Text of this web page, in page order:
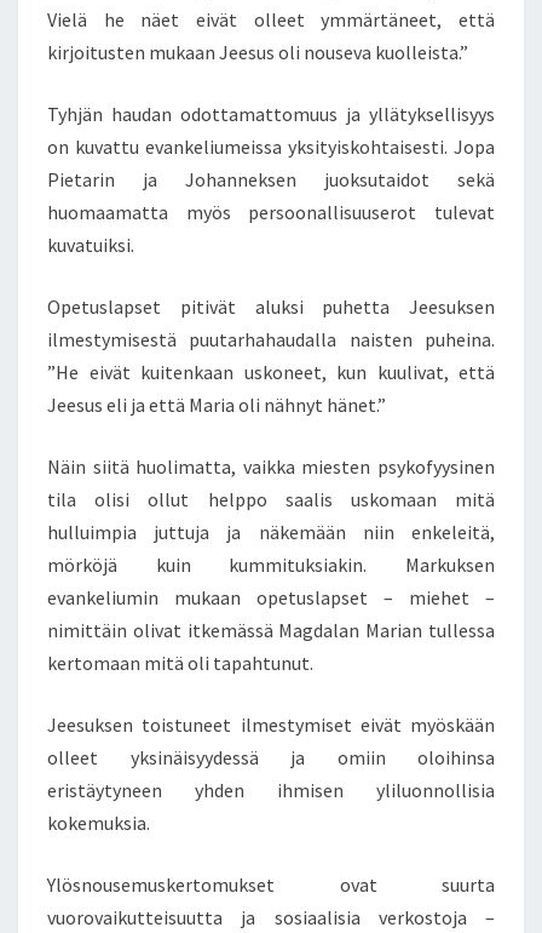
I
L
S
E
L
T
M
Ä
S
Ä
P
T
T
U
T
R
T
O
Ä
V
Vielä he näet eivät olleet ymmärtäneet, että
kirjoitusten mukaan Jeesus oli nouseva kuolleista.”
Tyhjän haudan odottamattomuus ja yllätyksellisyys
on kuvattu evankeliumeissa yksityiskohtaisesti. Jopa
Pietarin ja Johanneksen juoksutaidot sekä
huomaamatta myös persoonallisuuserot tulevat
kuvatuiksi.
Opetuslapset pitivät aluksi puhetta Jeesuksen
ilmestymisestä puutarhahaudalla naisten puheina.
”He eivät kuitenkaan uskoneet, kun kuulivat, että
Jeesus eli ja että Maria oli nähnyt hänet.”
Näin siitä huolimatta, vaikka miesten psykofyysinen
tila olisi ollut helppo saalis uskomaan mitä
hulluimpia juttuja ja näkemään niin enkeleitä,
mörköjä kuin kummituksiakin. Markuksen
evankeliumin mukaan opetuslapset – miehet –
nimittäin olivat itkemässä Magdalan Marian tullessa
kertomaan mitä oli tapahtunut.
Jeesuksen toistuneet ilmestymiset eivät myöskään
olleet yksinäisyydessä ja omiin oloihinsa
eristäytyneen yhden ihmisen yliluonnollisia
kokemuksia.
Ylösnousemuskertomukset ovat suurta
vuorovaikutteisuutta ja sosiaalisia verkostoja –